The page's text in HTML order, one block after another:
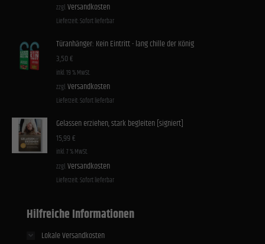
zzgl. Versandkosten
Lieferzeit: Sofort lieferbar
Türanhänger: Kein Eintritt - lang chille der König
3,50€
inkl. 19 % MwSt.
zzgl. Versandkosten
Lieferzeit: Sofort lieferbar
Gelassen erziehen, stark begleiten [signiert]
15,99€
inkl. 7 % MwSt.
zzgl. Versandkosten
Lieferzeit: Sofort lieferbar
Hilfreiche Informationen
Lokale Versandkosten